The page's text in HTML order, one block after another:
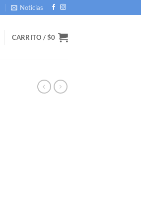
Noticias
CARRITO /$0